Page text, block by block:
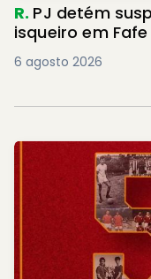
R. PJ detém
isqueiro em Fafe
6 agosto 2026